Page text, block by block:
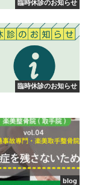
臨時休診のお知らせ
臨時休診のお知らせ
blog